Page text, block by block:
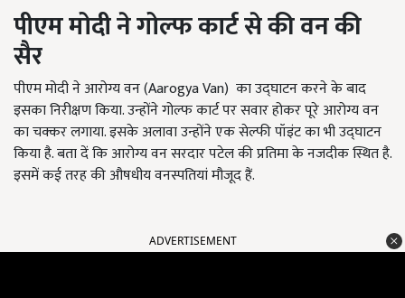
पीएम मोदी ने गोल्फ कार्ट से की वन की
सैर
पीएम मोदी ने आरोग्य वन (Aarogya Van) का उद्घाटन करने के बाद
इसका निरीक्षण किया. उन्होंने गोल्फ कार्ट पर सवार होकर पूरे आरोग्य वन
का चक्कर लगाया. इसके अलावा उन्होंने एक सेल्फी पॉइंट का भी उद्घाटन
किया है. बता दें कि आरोग्य वन सरदार पटेल की प्रतिमा के नजदीक स्थित है.
इसमें कई तरह की औषधीय वनस्पतियां मौजूद हैं.
ADVERTISEMENT